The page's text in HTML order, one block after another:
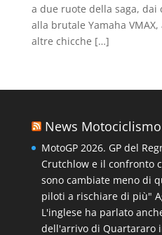
a due ruote della saga,
alla brutale Yamaha
altre chicche […]
News Motociclismo
MotoGP 2026. GP del
Crutchlow e il confronto
sono cambiate meno di
piloti a rischiare di più"
L'inglese ha parlato
dell'arrivo di Quartararo